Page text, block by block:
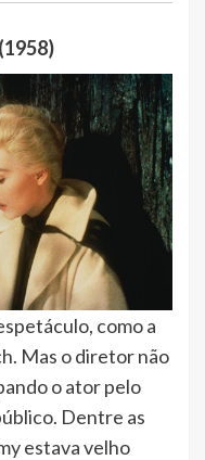
como a
Mas o diretor não
o ator pelo
Dentre as
estava velho